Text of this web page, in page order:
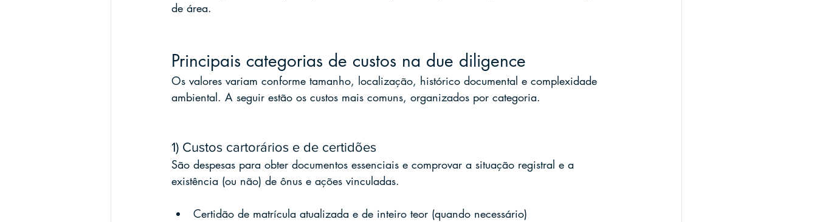
de área.
Principais categorias de custos na due diligence
Os valores variam conforme tamanho, localização, histórico documental e complexidade
ambiental. A seguir estão os custos mais comuns, organizados por categoria.
1) Custos cartorários e de certidões
São despesas para obter documentos essenciais e comprovar a situação registral e a
existência (ou não) de ônus e ações vinculadas.
Certidão de matrícula atualizada e de inteiro teor (quando necessário)